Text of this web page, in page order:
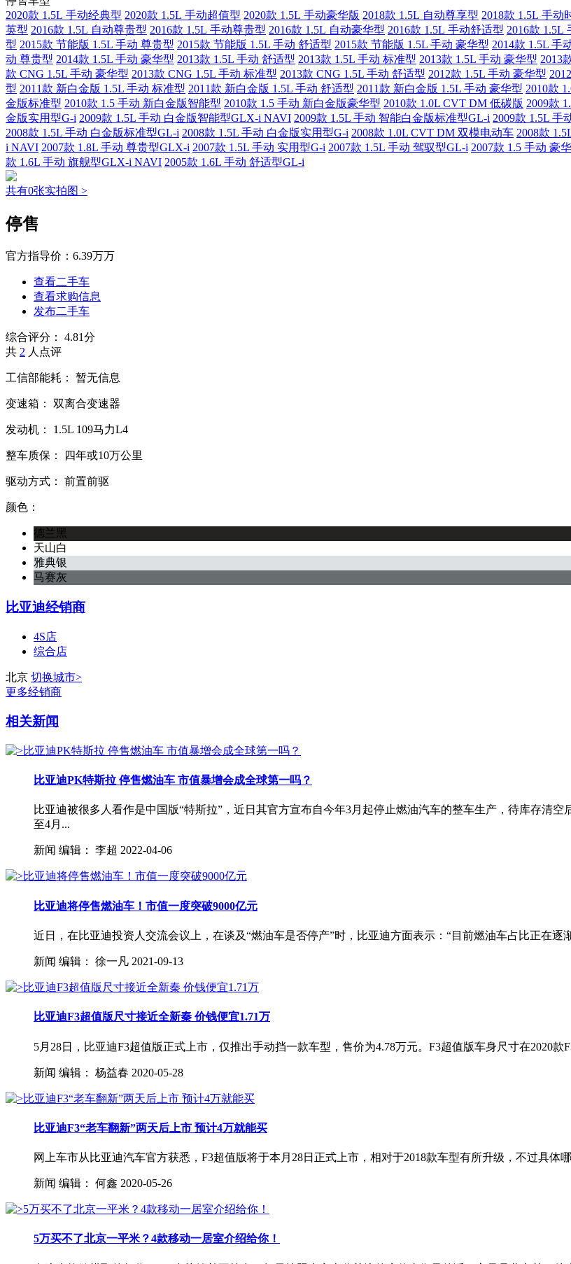
2020款 1.5L 手动经典型 2020款 1.5L 手动超值型 2020款 1.5L 手动豪华版 2018款 1.5L 自动尊享型 2018款 1.5L 手动
英型 2016款 1.5L 自动尊贵型 2016款 1.5L 手动尊贵型 2016款 1.5L 自动豪华型 2016款 1.5L 手动舒适型 2016款 1.5L
型 2015款 节能版 1.5L 手动 尊贵型 2015款 节能版 1.5L 手动 舒适型 2015款 节能版 1.5L 手动 豪华型 2014款 1.5L 手
动 尊贵型 2014款 1.5L 手动 豪华型 2013款 1.5L 手动 舒适型 2013款 1.5L 手动 标准型 2013款 1.5L 手动 豪华型 2013
款 CNG 1.5L 手动 豪华型 2013款 CNG 1.5L 手动 标准型 2013款 CNG 1.5L 手动 舒适型 2012款 1.5L 手动 豪华型
型 2011款 新白金版 1.5L 手动 标准型 2011款 新白金版 1.5L 手动 舒适型 2011款 新白金版 1.5L 手动 豪华型 2010款
金版标准型 2010款 1.5 手动 新白金版智能型 2010款 1.5 手动 新白金版豪华型 2010款 1.0L CVT DM 低碳版 2009款
金版实用型G-i 2009款 1.5L 手动 白金版智能型GLX-i NAVI 2009款 1.5L 手动 智能白金版标准型GL-i 2009款 1.5L 手
2008款 1.5L 手动 白金版标准型GL-i 2008款 1.5L 手动 白金版实用型G-i 2008款 1.0L CVT DM 双模电动车 2008款
i NAVI 2007款 1.8L 手动 尊贵型GLX-i 2007款 1.5L 手动 实用型G-i 2007款 1.5L 手动 驾驭型GL-i 2007款 1.5 手动 豪
款 1.6L 手动 旗舰型GLX-i NAVI 2005款 1.6L 手动 舒适型GL-i
共有0张实拍图 >
停售
官方指导价： 6.39万万
查看二手车
查看求购信息
发布二手车
综合评分：
4.81分
共 2 人点评
工信部能耗： 暂无信息
变速箱： 双离合变速器
发动机： 1.5L 109马力L4
整车质保： 四年或10万公里
驱动方式： 前置前驱
颜色：
德兰黑
天山白
雅典银
马赛灰
比亚迪经销商
4S店
综合店
北京 切换城市>
更多经销商
相关新闻
比亚迪PK特斯拉 停售燃油车 市值暴增会成全球第一吗？
比亚迪被很多人看作是中国版“特斯拉”，近日其官方宣布自今年3月起停止燃油汽车的整车生产，待库存清
至4月...
新闻 编辑： 李超 2022-04-06
比亚迪将停售燃油车！市值一度突破9000亿元
近日，在比亚迪投资人交流会议上，在谈及“燃油车是否停产”时，比亚迪方面表示：“目前燃油车占比正在
新闻 编辑： 徐一凡 2021-09-13
比亚迪F3超值版尺寸接近全新秦 价钱便宜1.71万
5月28日，比亚迪F3超值版正式上市，仅推出手动挡一款车型，售价为4.78万元。F3超值版车身尺寸在2020
新闻 编辑： 杨益春 2020-05-28
比亚迪F3“老车翻新”两天后上市 预计4万就能买
网上车市从比亚迪汽车官方获悉，F3超值版将于本月28日正式上市，相对于2018款车型有所升级，不过具体
新闻 编辑： 何鑫 2020-05-26
5万买不了北京一平米？4款移动一居室介绍给你！